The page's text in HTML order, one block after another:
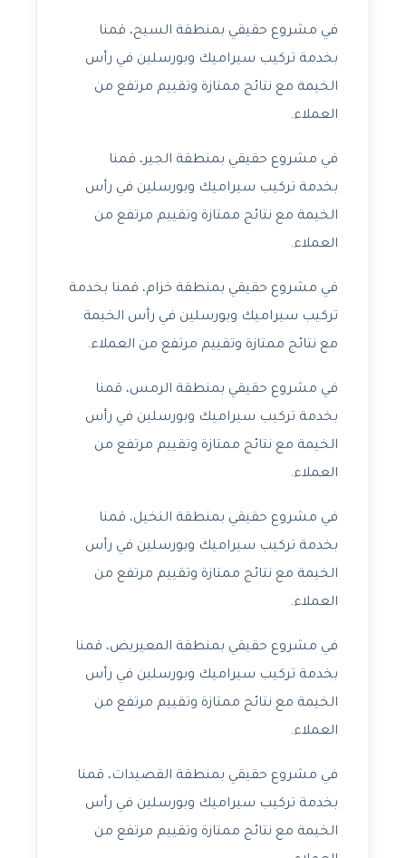
في مشروع حقيقي بمنطقة السيح، قمنا
بخدمة تركيب سيراميك وبورسلين في رأس
الخيمة مع نتائج ممتازة وتقييم مرتفع من
العملاء.
في مشروع حقيقي بمنطقة الجير، قمنا
بخدمة تركيب سيراميك وبورسلين في رأس
الخيمة مع نتائج ممتازة وتقييم مرتفع من
العملاء.
في مشروع حقيقي بمنطقة خزام، قمنا بخدمة
تركيب سيراميك وبورسلين في رأس الخيمة
مع نتائج ممتازة وتقييم مرتفع من العملاء.
في مشروع حقيقي بمنطقة الرمس، قمنا
بخدمة تركيب سيراميك وبورسلين في رأس
الخيمة مع نتائج ممتازة وتقييم مرتفع من
العملاء.
في مشروع حقيقي بمنطقة النخيل، قمنا
بخدمة تركيب سيراميك وبورسلين في رأس
الخيمة مع نتائج ممتازة وتقييم مرتفع من
العملاء.
في مشروع حقيقي بمنطقة المعيريض، قمنا
بخدمة تركيب سيراميك وبورسلين في رأس
الخيمة مع نتائج ممتازة وتقييم مرتفع من
العملاء.
في مشروع حقيقي بمنطقة القصيدات، قمنا
بخدمة تركيب سيراميك وبورسلين في رأس
الخيمة مع نتائج ممتازة وتقييم مرتفع من